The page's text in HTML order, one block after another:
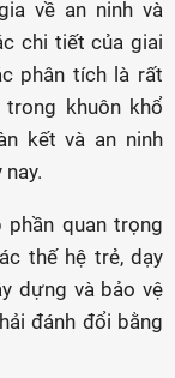
về an ninh và
chi tiết của giai
phân tích là rất
khuôn khổ
kết và an ninh
quan trọng
thế hệ trẻ, dạy
dựng và bảo vệ
đánh đổi bằng